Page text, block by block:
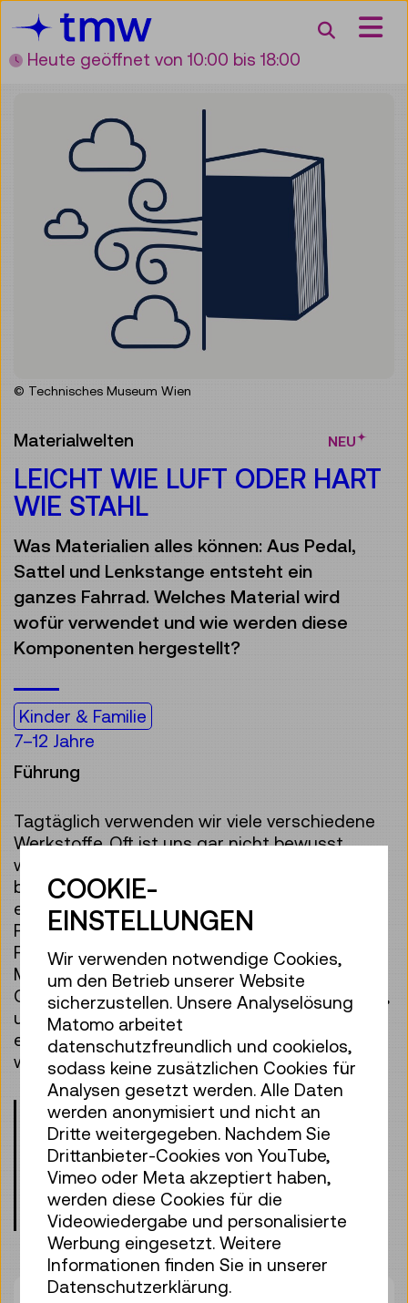
Zum Inhalt
Zum Hauptmenü
Zur Suche
Zur Zielgruppennavigation
Suche
Heute geöffnet von 10:00 bis 18:00
© Technisches Museum Wien
Materialwelten NEU
LEICHT WIE LUFT ODER HART
WIE STAHL
Was Materialien alles können: Aus Pedal,
Sattel und Lenkstange entsteht ein
ganzes Fahrrad. Welches Material wird
wofür verwendet und wie werden diese
Komponenten hergestellt?
Kinder & Familie
7–12 Jahre
Führung
Tagtäglich verwenden wir viele verschiedene
Werkstoffe. Oft ist uns gar nicht bewusst,
woher sie kommen und wie sie in eine
bestimmte Form gebracht werden. Anhand
eines Fahrrads können wir unterschiedliche
Produktionstechniken wie Schweißen und
Formgießen entdecken. Auch über die
Materialien gibt es Spannendes zu erfahren:
Gummi wird aus Kautschukbäumen gewonnen,
und recyceltes Plastikgranulat kann
eingeschmolzen und in neue Formen gebracht
werden.
Bitte beachten Sie die Altersangaben!
Kinder unter 8 Jahren dürfen nur mit
einer erwachsenen Begleitperson
teilnehmen.
Treffpunkt: Eingangshalle, Ebene 0
COOKIE-
EINSTELLUNGEN
Wir verwenden notwendige Cookies,
um den Betrieb unserer Website
sicherzustellen. Unsere Analyselösung
Matomo arbeitet
datenschutzfreundlich und cookielos,
sodass keine zusätzlichen Cookies für
Analysen gesetzt werden. Alle Daten
werden anonymisiert und nicht an
Dritte weitergegeben. Nachdem Sie
Drittanbieter-Cookies von YouTube,
Vimeo oder Meta akzeptiert haben,
werden diese Cookies für die
Videowiedergabe und personalisierte
Werbung eingesetzt. Weitere
Informationen finden Sie in unserer
Datenschutzerklärung.